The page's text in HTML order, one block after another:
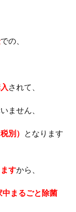
での、
されて、
ません、
別） となります
すから、
中まるごと除菌